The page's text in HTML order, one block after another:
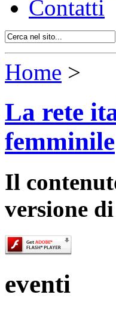
Contatti
Home >
La rete
femminile
Il
versione
eventi